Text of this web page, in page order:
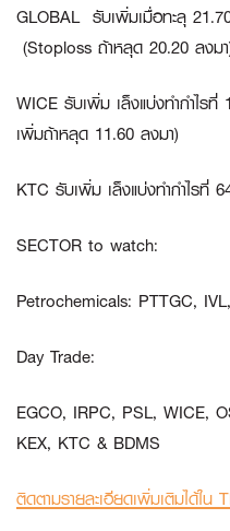
GLOBAL รับเพิ่มเมื่อทะลุ
(Stoploss ถ้าหลุด 20.20 ลงม
WICE รับเพิ่ม เล็งแบ่งทำกำไร
เพิ่มถ้าหลุด 11.60 ลงมา)
KTC รับเพิ่ม เล็งแบ่งทำกำไรที่
SECTOR to watch:
Petrochemicals: PTTGC,
Day Trade:
EGCO, IRPC, PSL, WICE,
KEX, KTC & BDMS
ติดตามรายละเอียดเพิ่มเติมได้ใ